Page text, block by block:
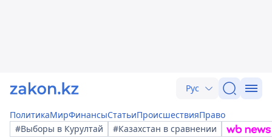
Рус
ПолитикаМирФинансыСтатьиПроисшествияПраво
#Выборы в Курултай
#Казахстан в сравнении